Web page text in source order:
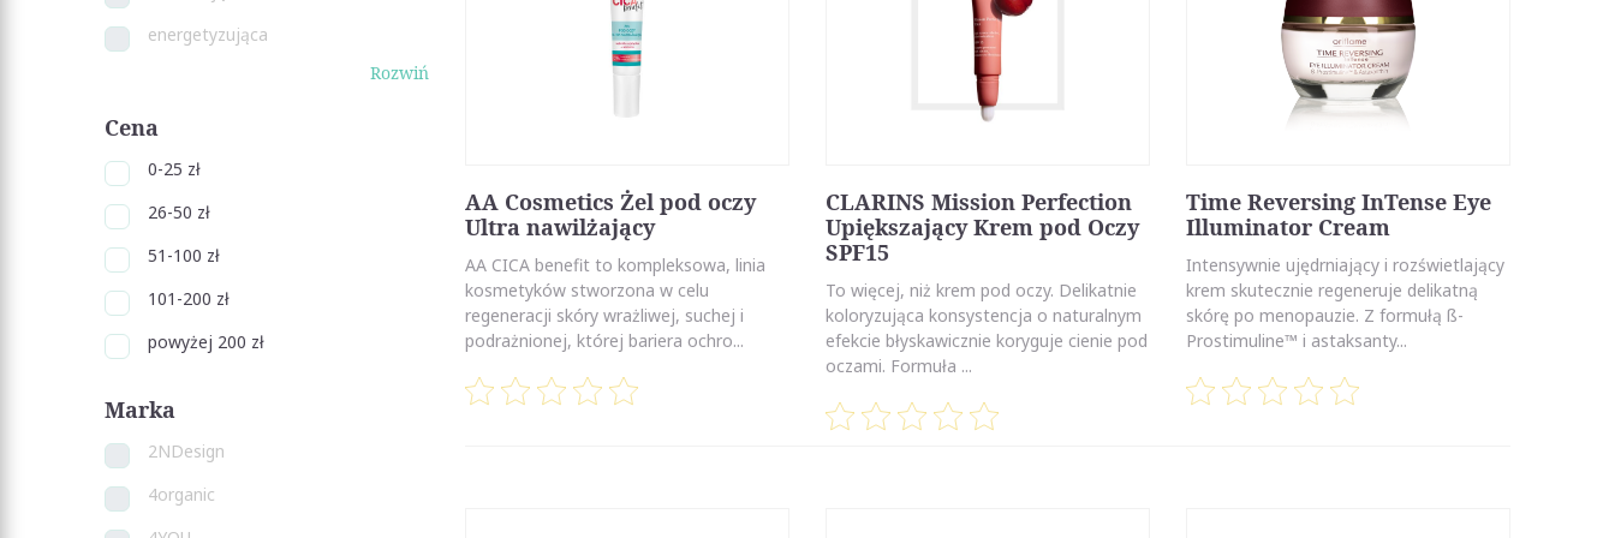
energetyzująca
Rozwiń
Cena
0-25 zł
26-50 zł
51-100 zł
101-200 zł
powyżej 200 zł
Marka
2NDesign
4organic
AA Cosmetics Żel pod oczy
Ultra nawilżający
AA CICA benefit to kompleksowa, linia
kosmetyków stworzona w celu
regeneracji skóry wrażliwej, suchej i
podrażnionej, której bariera ochro...
CLARINS Mission Perfection
Upiększający Krem pod Oczy
SPF15
To więcej, niż krem pod oczy. Delikatnie
koloryzująca konsystencja o naturalnym
efekcie błyskawicznie koryguje cienie pod
oczami. Formuła ...
Time Reversing InTense Eye
Illuminator Cream
Intensywnie ujędrniający i rozświetlający
krem skutecznie regeneruje delikatną
skórę po menopauzie. Z formułą ß-
Prostimuline™ i astaksanty...